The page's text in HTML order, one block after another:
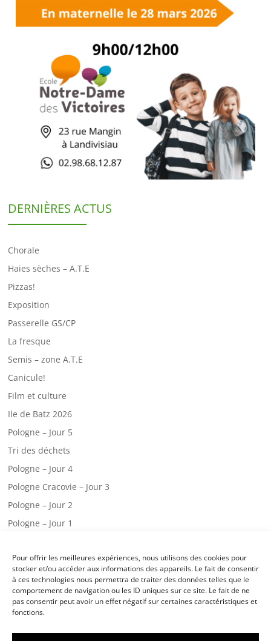
Pour offrir les meilleures expériences, nous utilisons des cookies pour
stocker et/ou accéder aux informations des appareils. Le fait de consentir
à ces technologies nous permettra de traiter des données telles que le
comportement de navigation ou les ID uniques sur ce site. Le fait de ne
pas consentir peut avoir un effet négatif sur certaines caractéristiques et
fonctions.
DERNIÈRES ACTUS
Chorale
Haies sèches – A.T.E
Pizzas!
Exposition
Passerelle GS/CP
La fresque
Semis – zone A.T.E
Canicule!
Film et culture
Ile de Batz 2026
Pologne – Jour 5
Tri des déchets
Pologne – Jour 4
Pologne Cracovie – Jour 3
Pologne – Jour 2
Pologne – Jour 1
Une visite chez les pompiers!
Classe de mer – jour 3
Classe de mer – jour 2